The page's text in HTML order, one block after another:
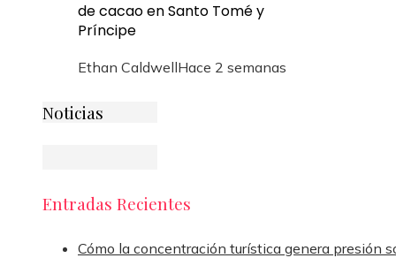
de cacao en Santo Tomé y
Príncipe
Ethan CaldwellHace 2 semanas
Noticias
Entradas Recientes
Cómo la concentración turística genera presión